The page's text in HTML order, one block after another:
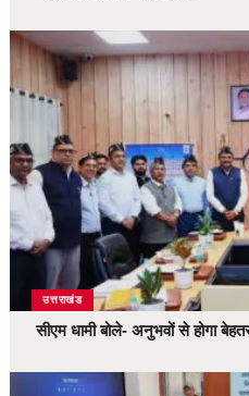
उत्तराखंड
सीएम धामी बोले- अनुभवों से होगा